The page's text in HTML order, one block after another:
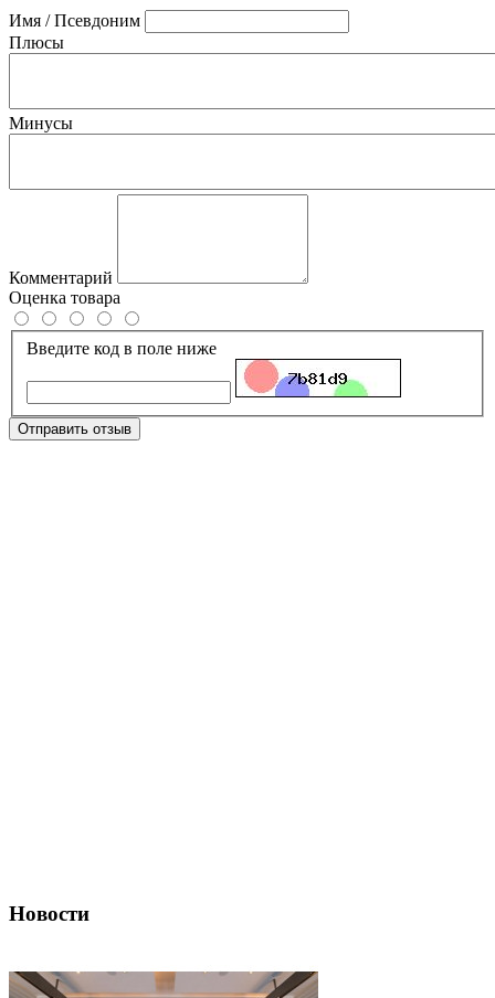
Имя / Псевдоним
Плюсы
Минусы
Комментарий
Оценка товара
Введите код в поле ниже
Отправить отзыв
Новости